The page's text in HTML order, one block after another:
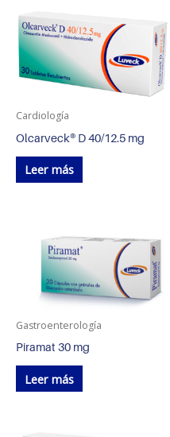
Cardiología
Olcarveck® D 40/12.5 mg
Leer más
Gastroenterología
Piramat 30 mg
Leer más